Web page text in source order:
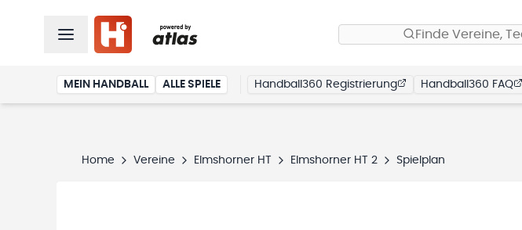
Finde Vereine,
MEIN HANDBALL ALLE SPIELE Handball360 Registrierung Handball360 FAQ
Home Vereine Elmshorner HT Elmshorner HT 2 Spielplan